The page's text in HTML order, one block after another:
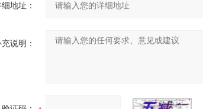
地址：
说明：